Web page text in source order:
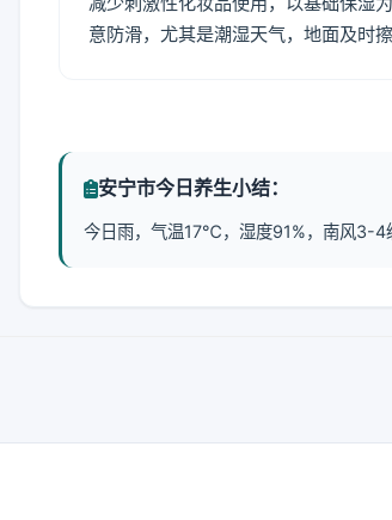
意防滑，尤其是潮湿天气，地面及时
安宁市今日养生小结：
今日雨，气温17℃，湿度91%，南风3-4